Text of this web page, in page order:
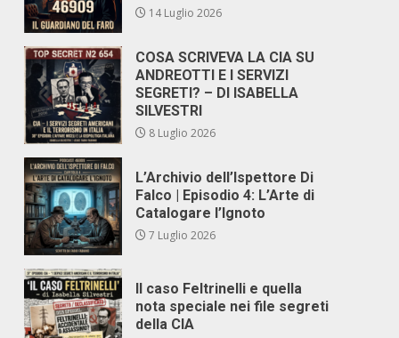
14 Luglio 2026
COSA SCRIVEVA LA CIA SU
ANDREOTTI E I SERVIZI
SEGRETI? – DI ISABELLA
SILVESTRI
8 Luglio 2026
L’Archivio dell’Ispettore Di
Falco | Episodio 4: L’Arte di
Catalogare l’Ignoto
7 Luglio 2026
Il caso Feltrinelli e quella
nota speciale nei file segreti
della CIA